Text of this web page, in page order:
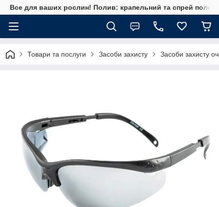
Все для ваших рослин! Полив: крапельний та спрей полив,
Товари та послуги Засоби захисту Засоби захисту